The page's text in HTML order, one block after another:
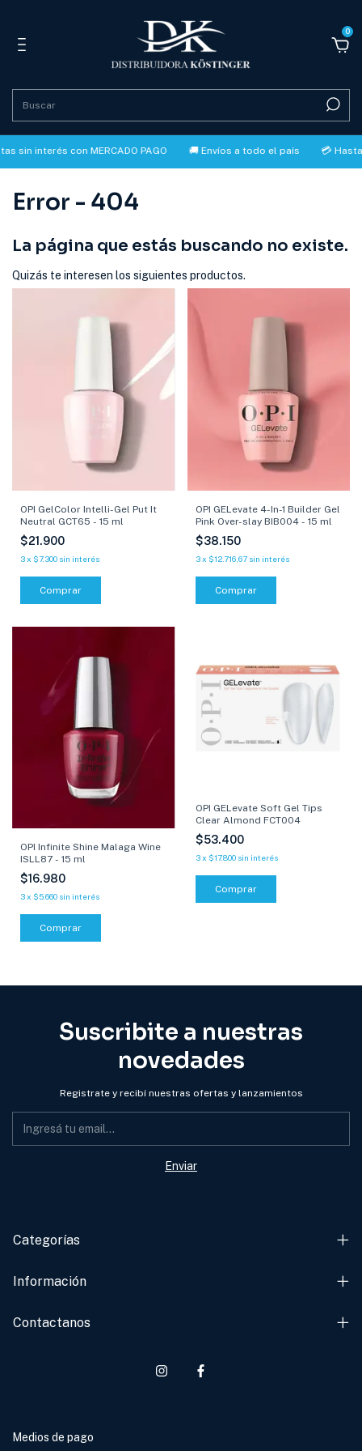
0
sin interés con MERCADO PAGO 🚚 Envíos a todo el país 💳 Hasta
Error - 404
La página que estás buscando no existe.
Quizás te interesen los siguientes productos.
OPI GelColor Intelli-Gel Put It
Neutral GCT65 - 15 ml
$21.900
3x $7.300 sin interés
Comprar
OPI GELevate 4-In-1 Builder Gel
Pink Over-slay BIB004 - 15 ml
$38.150
3 x $12.716,67 sin interés
OPI Infinite Shine Malaga Wine
ISLL87 - 15 ml
$16.980
3x $5.660 sin interés
Comprar
OPI GELevate Soft Gel Tips
Clear Almond FCT004
$53.400
3 x $17.800 sin interés
Suscribite a nuestras
novedades
Registrate y recibí nuestras ofertas y lanzamientos
Categorías
Información
Contactanos
Medios de pago